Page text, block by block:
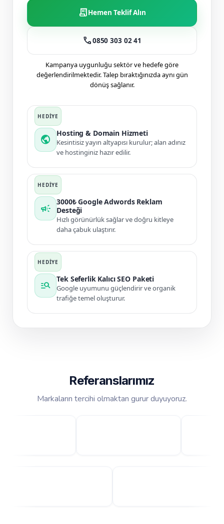
receipt_longHemen Teklif Alın
call0850 303 02 41
Kampanya uygunluğu sektör ve hedefe göre
değerlendirilmektedir. Talep bıraktığınızda aynı gün
dönüş sağlanır.
public
Hosting & Domain Hizmeti
Kesintisiz yayın altyapısı kurulur; alan adınız
ve hostinginiz hazır edilir.
campaign
3000₺ Google Adwords Reklam
Desteği
Hızlı görünürlük sağlar ve doğru kitleye
daha çabuk ulaştırır.
manage_search
Tek Seferlik Kalıcı SEO Paketi
Google uyumunu güçlendirir ve organik
trafiğe temel oluşturur.
Referanslarımız
Markaların tercihi olmaktan gurur duyuyoruz.